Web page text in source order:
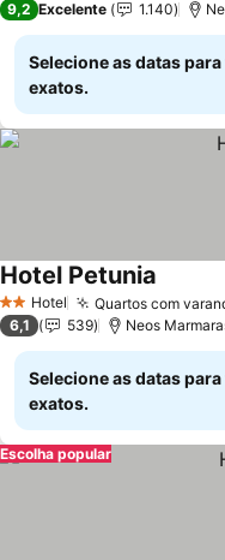
9,2 Excelente 1.140
Selecione as datas
exatos.
2 Estrelas
Hotel Quartos com
Hotel Petunia
6,1 539 Neos
Selecione as datas
exatos.
Escolha popular